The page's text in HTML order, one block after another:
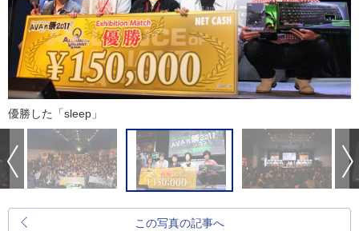
優勝した「sleep」
この写真の記事へ